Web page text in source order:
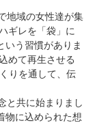
地域の女性達が集
ギレを「袋」に
いう習慣がありま
めて再生させる
りを通して、伝
と共に始まりまし
物に込められた想